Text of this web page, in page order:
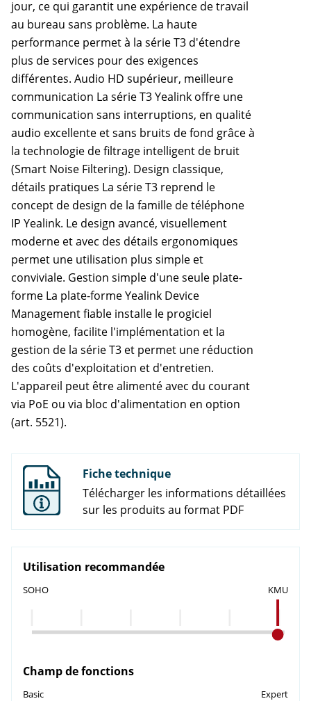
jour, ce qui garantit une expérience de travail
au bureau sans problème. La haute
performance permet à la série T3 d'étendre
plus de services pour des exigences
différentes. Audio HD supérieur, meilleure
communication La série T3 Yealink offre une
communication sans interruptions, en qualité
audio excellente et sans bruits de fond grâce à
la technologie de filtrage intelligent de bruit
(Smart Noise Filtering). Design classique,
détails pratiques La série T3 reprend le
concept de design de la famille de téléphone
IP Yealink. Le design avancé, visuellement
moderne et avec des détails ergonomiques
permet une utilisation plus simple et
conviviale. Gestion simple d'une seule plate-
forme La plate-forme Yealink Device
Management fiable installe le progiciel
homogène, facilite l'implémentation et la
gestion de la série T3 et permet une réduction
des coûts d'exploitation et d'entretien.
L'appareil peut être alimenté avec du courant
via PoE ou via bloc d'alimentation en option
(art. 5521).
Fiche technique
Télécharger les informations détaillées
sur les produits au format PDF
Utilisation recommandée
SOHO KMU
Champ de fonctions
Basic Expert